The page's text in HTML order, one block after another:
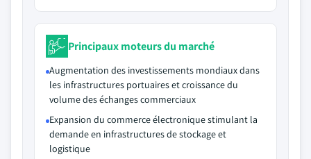
Principaux moteurs du marché
Augmentation des investissements mondiaux dans
les infrastructures portuaires et croissance du
volume des échanges commerciaux
Expansion du commerce électronique stimulant la
demande en infrastructures de stockage et
logistique